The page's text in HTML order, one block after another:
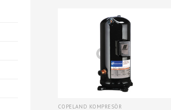
COPELAND KOMPRESÖR